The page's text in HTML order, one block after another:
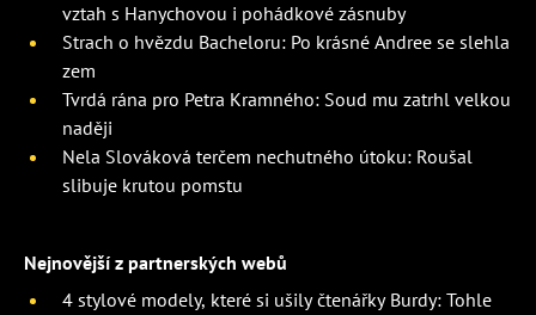
vztah s Hanychovou i pohádkové zásnuby
Strach o hvězdu Bacheloru: Po krásné Andree se slehla
zem
Tvrdá rána pro Petra Kramného: Soud mu zatrhl velkou
naději
Nela Slováková terčem nechutného útoku: Roušal
slibuje krutou pomstu
Nejnovější z partnerských webů
4 stylové modely, které si ušily čtenářky Burdy: Tohle